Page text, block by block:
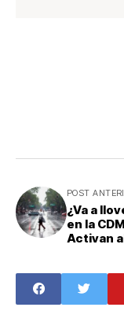
POST
¿Va a
en la
Activan
granizo
alcaldías